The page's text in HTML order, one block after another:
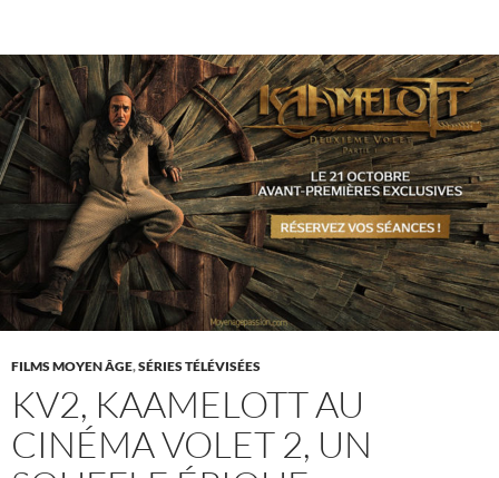
FILMS MOYEN ÂGE,SÉRIES TÉLÉVISÉES
KV2, KAAMELOTT AU
CINÉMA VOLET 2, UN